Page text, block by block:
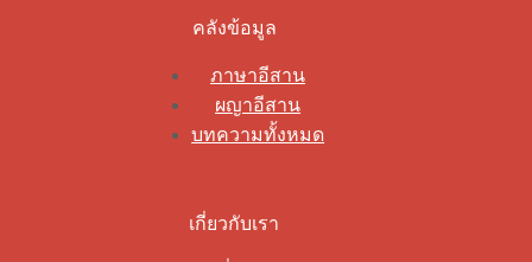
คลังข้อมูล
ภาษาอีสาน
ผญาอีสาน
บทความทั้งหมด
เกี่ยวกับเรา